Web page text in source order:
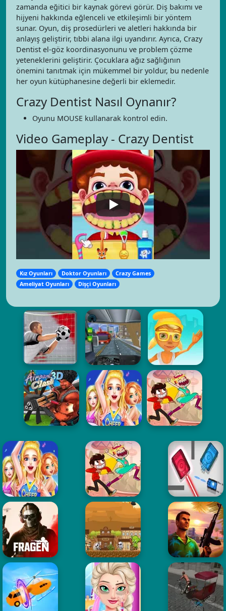
zamanda eğitici bir kaynak görevi görür. Diş bakımı ve
hijyeni hakkında eğlenceli ve etkileşimli bir yöntem
sunar. Oyun, diş prosedürleri ve aletleri hakkında bir
anlayış geliştirir, tıbbi alana ilgi uyandırır. Ayrıca, Crazy
Dentist el-göz koordinasyonunu ve problem çözme
yeteneklerini geliştirir. Çocuklara ağız sağlığının
önemini tanıtmak için mükemmel bir yoldur, bu nedenle
her oyun kütüphanesine değerli bir eklemedir.
Crazy Dentist Nasıl Oynanır?
Oyunu MOUSE kullanarak kontrol edin.
Video Gameplay - Crazy Dentist
Kız Oyunları Doktor Oyunları
Crazy Games
Ameliyat Oyunları
Dişçi Oyunları